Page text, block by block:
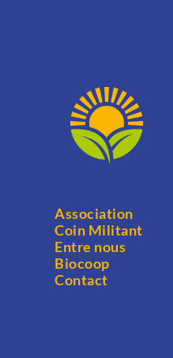
Association
Coin Militant
Entre nous
Biocoop
Contact